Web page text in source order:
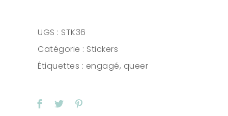
UGS : STK36
Catégorie : Stickers
Étiquettes : engagé, queer